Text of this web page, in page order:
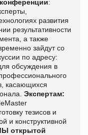
:
развития
результативности
а также
зайдут со
по адресу:
обсуждения в
касающихся
Экспертам:
тезисов и
и конструктивной
открытой